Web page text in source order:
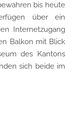
bis heute
über ein
Internetzugang
Balkon mit Blick
des Kantons
sich beide im